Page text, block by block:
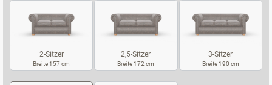
2-Sitzer
Breite 157 cm
2,5-Sitzer
Breite 172 cm
3-Sitzer
Breite 190 cm